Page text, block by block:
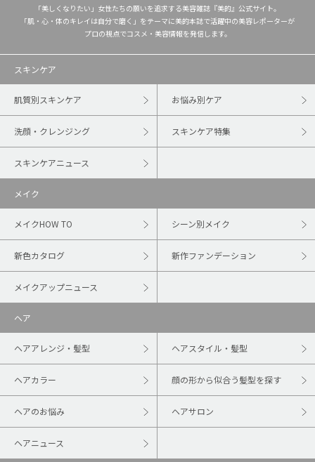
「美しくなりたい」女性たちの願いを追求する美容雑誌『美的』公式サイト。
「肌・心・体のキレイは自分で磨く」をテーマに美的本誌で活躍中の美容レポーターが
プロの視点でコスメ・美容情報を発信します。
スキンケア
肌質別スキンケア お悩み別ケア
洗顔・クレンジング スキンケア特集
スキンケアニュース
メイク
メイクHOW TO シーン別メイク
新色カタログ 新作ファンデーション
メイクアップニュース
ヘア
ヘアアレンジ・髪型 ヘアスタイル・髪型
ヘアカラー 顔の形から似合う髪型を探す
ヘアのお悩み ヘアサロン
ヘアニュース